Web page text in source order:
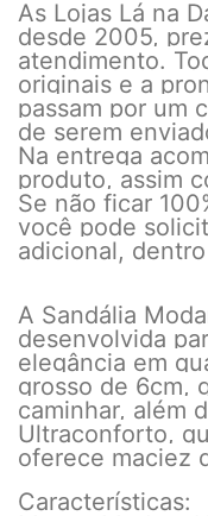
As Lojas Lá na
desde 2005,
atendimento.
originais e a
passam por um
de serem
Na entrega
produto, assim
Se não ficar
você pode
adicional,
A Sandália
desenvolvida
elegância em
grosso de 6cm,
caminhar, além
Ultraconforto,
oferece maciez
Características: